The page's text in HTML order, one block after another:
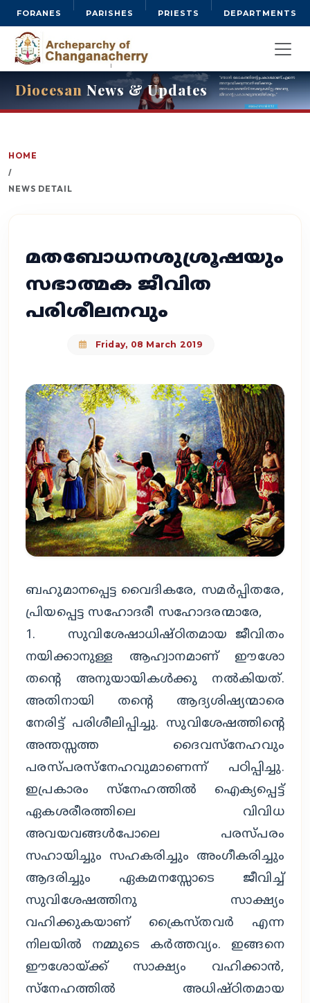
FORANES PARISHES PRIESTS DEPARTMENTS
Diocesan News & Updates
HOME
/
NEWS DETAIL
മതബോധനശുശ്രൂഷയും
സഭാത്മക ജീവിത
പരിശീലനവും
Friday, 08 March 2019
ബഹുമാനപ്പെട്ട വൈദികരേ, സമര്‍പ്പിതരേ,
പ്രിയപ്പെട്ട സഹോദരീ സഹോദരന്മാരേ,
1. സുവിശേഷാധിഷ്ഠിതമായ ജീവിതം
നയിക്കാനുള്ള ആഹ്വാനമാണ് ഈശോ
തന്റെ അനുയായികള്‍ക്കു നല്‍കിയത്.
അതിനായി തന്റെ ആദ്യശിഷ്യന്മാരെ
നേരിട്ട് പരിശീലിപ്പിച്ചു. സുവിശേഷത്തിന്റെ
അന്തസ്സത്ത ദൈവസ്‌നേഹവും
പരസ്പരസ്‌നേഹവുമാണെന്ന് പഠിപ്പിച്ചു.
ഇപ്രകാരം സ്‌നേഹത്തില്‍ ഐക്യപ്പെട്ട്
ഏകശരീരത്തിലെ വിവിധ
അവയവങ്ങള്‍പോലെ പരസ്പരം
സഹായിച്ചും സഹകരിച്ചും അംഗീകരിച്ചും
ആദരിച്ചും ഏകമനസ്സോടെ ജീവിച്ച്
സുവിശേഷത്തിനു സാക്ഷ്യം
വഹിക്കുകയാണ് ക്രൈസ്തവര്‍ എന്ന
നിലയില്‍ നമ്മുടെ കര്‍ത്തവ്യം. ഇങ്ങനെ
ഈശോയ്ക്ക് സാക്ഷ്യം വഹിക്കാന്‍,
സ്‌നേഹത്തില്‍ അധിഷ്ഠിതമായ